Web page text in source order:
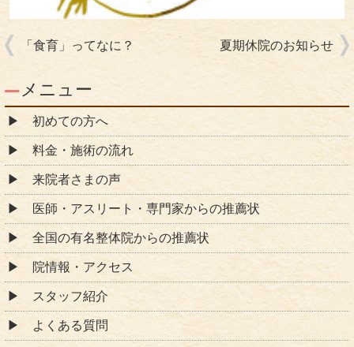
「食育」ってなに？ 夏期休院のお知らせ
メニュー
初めての方へ
料金・施術の流れ
来院者さまの声
医師・アスリート・専門家からの推薦状
全国の有名整体院からの推薦状
院情報・アクセス
スタッフ紹介
よくある質問